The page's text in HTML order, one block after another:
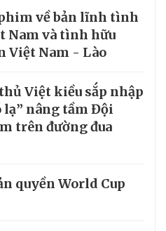
về bản lĩnh tình
Nam và tình hữu
Việt Nam - Lào
Việt kiều sắp nhập
lạ” nâng tầm Đội
trên đường đua
quyền World Cup